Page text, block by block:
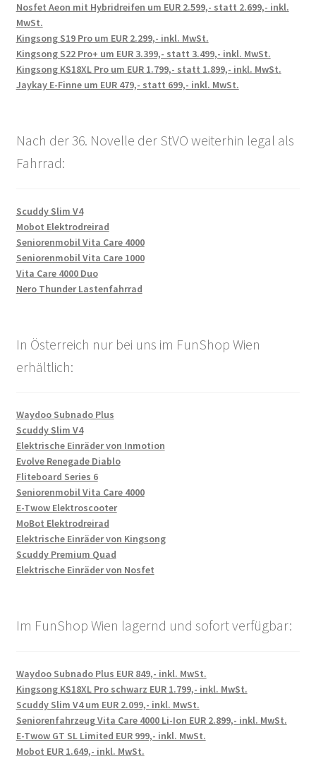
Nosfet Aeon mit Hybridreifen um EUR 2.599,- statt 2.699,- inkl.
MwSt.
Kingsong S19 Pro um EUR 2.299,- inkl. MwSt.
Kingsong S22 Pro+ um EUR 3.399,- statt 3.499,- inkl. MwSt.
Kingsong KS18XL Pro um EUR 1.799,- statt 1.899,- inkl. MwSt.
Jaykay E-Finne um EUR 479,- statt 699,- inkl. MwSt.
Nach der 36. Novelle der StVO weiterhin legal als
Fahrrad:
Scuddy Slim V4
Mobot Elektrodreirad
Seniorenmobil Vita Care 4000
Seniorenmobil Vita Care 1000
Vita Care 4000 Duo
Nero Thunder Lastenfahrrad
In Österreich nur bei uns im FunShop Wien
erhältlich:
Waydoo Subnado Plus
Scuddy Slim V4
Elektrische Einräder von Inmotion
Evolve Renegade Diablo
Fliteboard Series 6
Seniorenmobil Vita Care 4000
E-Twow Elektroscooter
MoBot Elektrodreirad
Elektrische Einräder von Kingsong
Scuddy Premium Quad
Elektrische Einräder von Nosfet
Im FunShop Wien lagernd und sofort verfügbar:
Waydoo Subnado Plus EUR 849,- inkl. MwSt.
Kingsong KS18XL Pro schwarz EUR 1.799,- inkl. MwSt.
Scuddy Slim V4 um EUR 2.099,- inkl. MwSt.
Seniorenfahrzeug Vita Care 4000 Li-Ion EUR 2.899,- inkl. MwSt.
E-Twow GT SL Limited EUR 999,- inkl. MwSt.
Mobot EUR 1.649,- inkl. MwSt.